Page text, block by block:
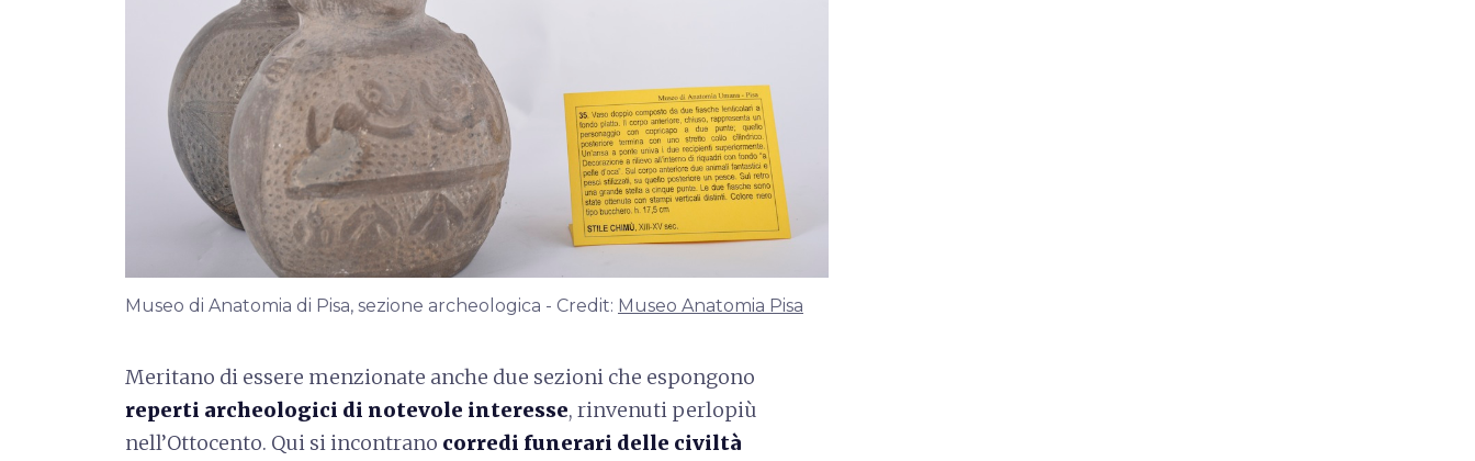
Museo di Anatomia di Pisa, sezione archeologica - Credit: Museo Anatomia Pisa
Meritano di essere menzionate anche due sezioni che espongono
reperti archeologici di notevole interesse, rinvenuti perlopiù
nell’Ottocento. Qui si incontrano corredi funerari delle civiltà